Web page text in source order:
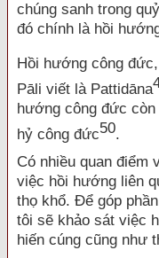
chúng sanh trong
đó chính là hồi
Hồi hướng công
Pāli viết là Pattidāna
hướng công đức
hỷ công đức50.
Có nhiều quan điểm
việc hồi hướng liên
thọ khổ. Để góp
tôi sẽ khảo sát việc
hiến cúng cũng như